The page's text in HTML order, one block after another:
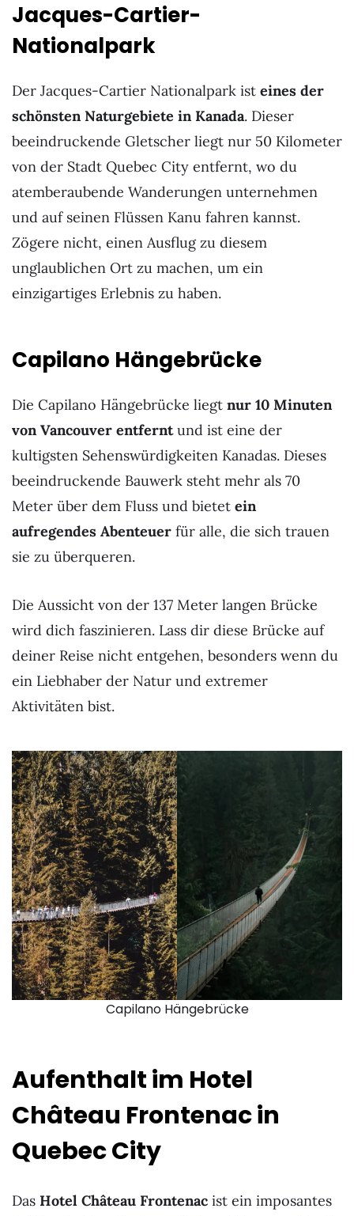
Jacques-Cartier-
Nationalpark
Der Jacques-Cartier Nationalpark ist eines der
schönsten Naturgebiete in Kanada. Dieser
beeindruckende Gletscher liegt nur 50 Kilometer
von der Stadt Quebec City entfernt, wo du
atemberaubende Wanderungen unternehmen
und auf seinen Flüssen Kanu fahren kannst.
Zögere nicht, einen Ausflug zu diesem
unglaublichen Ort zu machen, um ein
einzigartiges Erlebnis zu haben.
Capilano Hängebrücke
Die Capilano Hängebrücke liegt nur 10 Minuten
von Vancouver entferntund ist eine der
kultigsten Sehenswürdigkeiten Kanadas. Dieses
beeindruckende Bauwerk steht mehr als 70
Meter über dem Fluss und bietet ein
aufregendes Abenteuer für alle, die sich trauen
sie zu überqueren.
Die Aussicht von der 137 Meter langen Brücke
wird dich faszinieren. Lass dir diese Brücke auf
deiner Reise nicht entgehen, besonders wenn du
ein Liebhaber der Natur und extremer
Aktivitäten bist.
Capilano Hängebrücke
Aufenthalt im Hotel
Château Frontenac in
Quebec City
Das Hotel Château Frontenac ist ein imposantes